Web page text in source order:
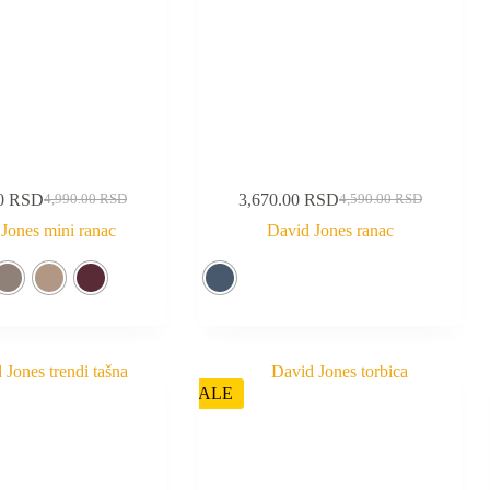
4,990.00RSD
RSD
mini ranac
4,590.00RSD
3,670.00 RSD
David Jones ranac
SALE